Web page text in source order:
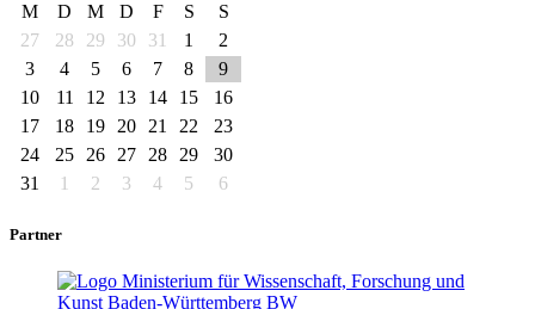
M D M D F S
S
27
28 29 30 31 1
2
3
4 5 6 7 8
9
10
11 12 13 14 15
16
17
18 19 20 21 22
23
24
25 26 27 28 29
30
31
1 2 3 4 5 6
Partner